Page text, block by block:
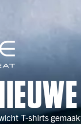
T-shirts